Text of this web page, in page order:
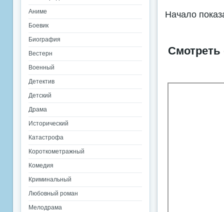
Начало
Аниме
Боевик
Биография
Вестерн
Военный
Детектив
Детский
Драма
Исторический
Катастрофа
Короткометражный
Комедия
Криминальный
Любовный роман
Мелодрама